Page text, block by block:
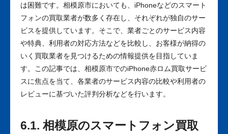
は困難です。相模原市においても、iPhoneなどのスマート
フォンの買取業者が数多く存在し、それぞれが独自のサー
ビスを提供しています。そこで、業者ごとのサービス内容
や特典、利用者の対応方法などを比較し、お客様が納得の
いく買取業者を見つけるための情報提供を目指していま
す。この記事では、相模原市でのiPhone赤ロム買取サービ
スに焦点を当て、各業者のサービス内容の比較や利用者の
レビューに基づいた評判分析などを行います。
6.1. 相模原のスマートフォン買取